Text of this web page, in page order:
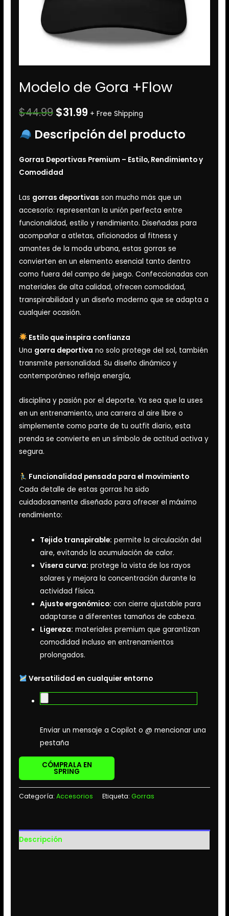
Modelo de Gora +Flow
$44.99 $31.99 + Free Shipping
Descripción del producto
Gorras Deportivas Premium – Estilo, Rendimiento y
Comodidad
Las gorras deportivas son mucho más que un
accesorio: representan la unión perfecta entre
funcionalidad, estilo y rendimiento. Diseñadas para
acompañar a atletas, aficionados al fitness y
amantes de la moda urbana, estas gorras se
convierten en un elemento esencial tanto dentro
como fuera del campo de juego. Confeccionadas con
materiales de alta calidad, ofrecen comodidad,
transpirabilidad y un diseño moderno que se adapta a
cualquier ocasión.
Estilo que inspira confianza
Una gorra deportiva no solo protege del sol, también
transmite personalidad. Su diseño dinámico y
contemporáneo refleja energía,
disciplina y pasión por el deporte. Ya sea que la uses
en un entrenamiento, una carrera al aire libre o
simplemente como parte de tu outfit diario, esta
prenda se convierte en un símbolo de actitud activa y
segura.
Funcionalidad pensada para el movimiento
Cada detalle de estas gorras ha sido
cuidadosamente diseñado para ofrecer el máximo
rendimiento:
Tejido transpirable: permite la circulación del
aire, evitando la acumulación de calor.
Visera curva: protege la vista de los rayos
solares y mejora la concentración durante la
actividad física.
Ajuste ergonómico: con cierre ajustable para
adaptarse a diferentes tamaños de cabeza.
Ligereza: materiales premium que garantizan
comodidad incluso en entrenamientos
prolongados.
Versatilidad en cualquier entorno
Enviar un mensaje a Copilot o @ mencionar una
pestaña
CÓMPRALA EN
SPRING
Categoría:Accesorios Etiqueta:Gorras
Descripción